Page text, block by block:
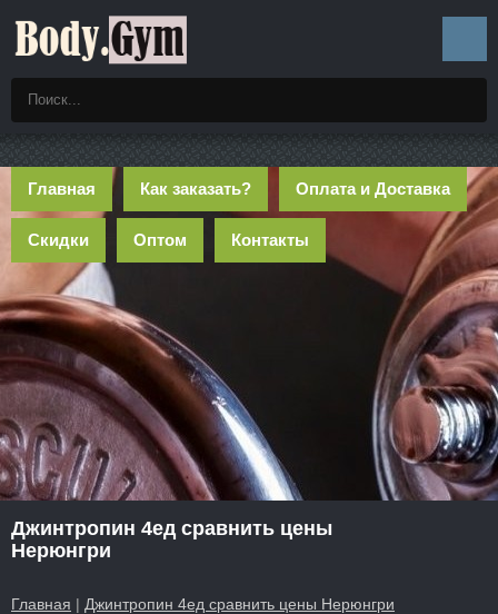
Главная Как заказать? Оплата и Доставка
Скидки Оптом Контакты
Джинтропин 4ед сравнить цены
Нерюнгри
Главная | Джинтропин 4ед сравнить цены Нерюнгри